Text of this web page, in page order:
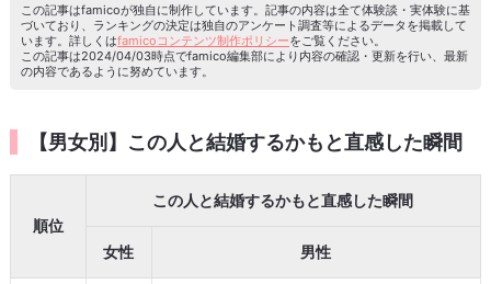
この記事はfamicoが独自に制作しています。記事の内容は全て体験談・実体験に基
づいており、ランキングの決定は独自のアンケート調査等によるデータを掲載して
います。詳しくはfamicoコンテンツ制作ポリシーをご覧ください。
この記事は2024/04/03時点でfamico編集部により内容の確認・更新を行い、最新
の内容であるように努めています。
【男女別】この人と結婚するかもと直感した瞬間
順位
この人と結婚するかもと直感した瞬間
女性 男性